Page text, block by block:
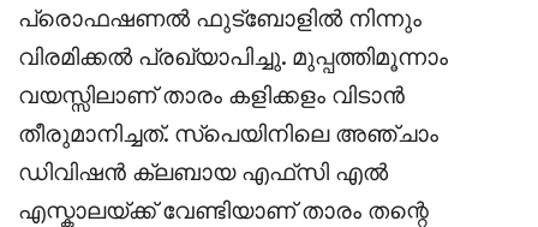
പ്രൊഫഷണൽ ഫുട്ബോളിൽ നിന്നും
വിരമിക്കൽ പ്രഖ്യാപിച്ചു. മുപ്പത്തിമൂന്നാം
വയസ്സിലാണ് താരം കളിക്കളം വിടാൻ
തീരുമാനിച്ചത്. സ്പെയിനിലെ അഞ്ചാം
ഡിവിഷൻ ക്ലബായ എഫ്‌സി എൽ
എസ്കാലയ്ക്ക് വേണ്ടിയാണ് താരം തന്റെ